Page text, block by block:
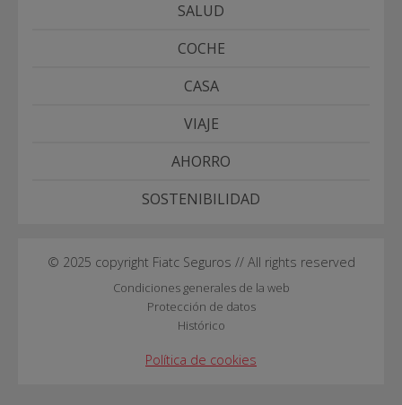
SALUD
COCHE
CASA
VIAJE
AHORRO
SOSTENIBILIDAD
© 2025 copyright Fiatc Seguros // All rights reserved
Condiciones generales de la web
Protección de datos
Histórico
Política de cookies